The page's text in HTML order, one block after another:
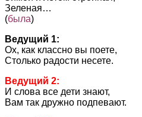
Зеленая…
(была)
Ведущий 1:
Ох, как классно вы поете,
Столько радости несете.
Ведущий 2:
И слова все дети знают,
Вам так дружно подпевают.